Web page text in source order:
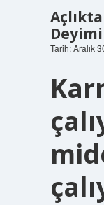
Tarih: Aralık